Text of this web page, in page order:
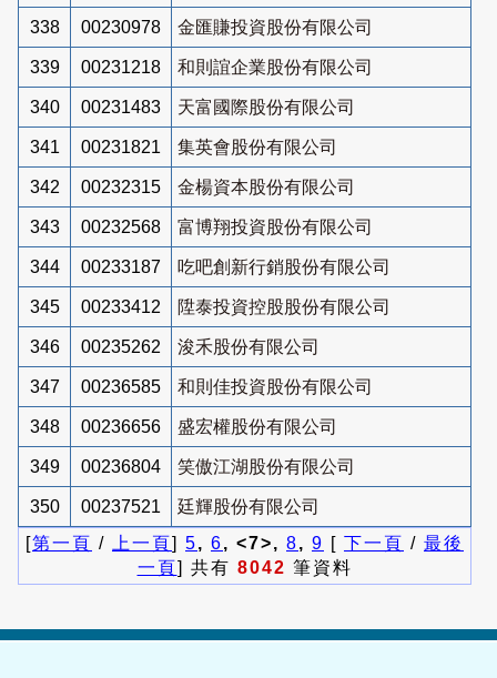
338 00230978 金匯賺投資股份有限公司
339 00231218 和則誼企業股份有限公司
340 00231483 天富國際股份有限公司
341 00231821 集英會股份有限公司
342 00232315 金楊資本股份有限公司
343 00232568 富博翔投資股份有限公司
344 00233187 吃吧創新行銷股份有限公司
345 00233412 陞泰投資控股股份有限公司
346 00235262 浚禾股份有限公司
347 00236585 和則佳投資股份有限公司
348 00236656 盛宏權股份有限公司
349 00236804 笑傲江湖股份有限公司
350 00237521
廷輝股份有限公司
[第一頁 / 上一頁] 5, 6, <7>, 8, 9 [ 下一頁 / 最後
一頁] 共有 8042 筆資料